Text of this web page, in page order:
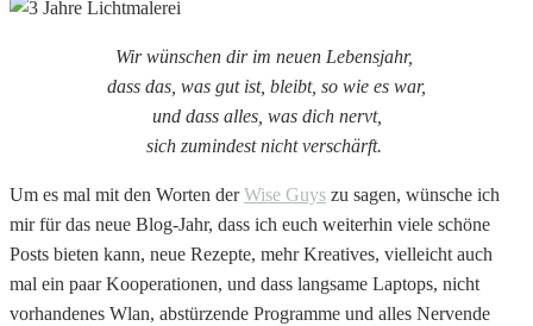
Wir wünschen dir im neuen Lebensjahr,
dass das, was gut ist, bleibt, so wie es war,
und dass alles, was dich nervt,
sich zumindest nicht verschärft.
Um es mal mit den Worten derWise Guys zu sagen, wünsche ich
mir für das neue Blog-Jahr, dass ich euch weiterhin viele schöne
Posts bieten kann, neue Rezepte, mehr Kreatives, vielleicht auch
mal ein paar Kooperationen, und dass langsame Laptops, nicht
vorhandenes Wlan, abstürzende Programme und alles Nervende